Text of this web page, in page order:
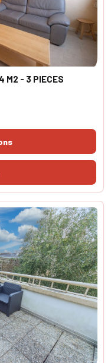
M2 - 3 PIECES